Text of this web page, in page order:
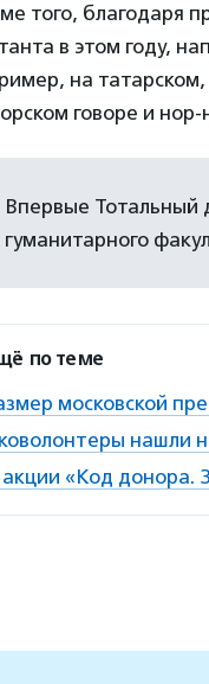
того, благодаря
в этом году,
на татарском,
говоре и
Впервые Тотальный
гуманитарного
по теме
московской
нашли
акции «Код донора.